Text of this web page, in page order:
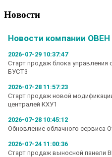
Новости